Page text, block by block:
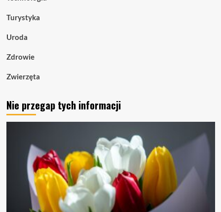
Turystyka
Uroda
Zdrowie
Zwierzęta
Nie przegap tych informacji